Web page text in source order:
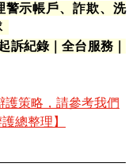
示帳戶、詐欺、洗
訴紀錄｜全台服務｜
護策略，請參考我們
總整理】